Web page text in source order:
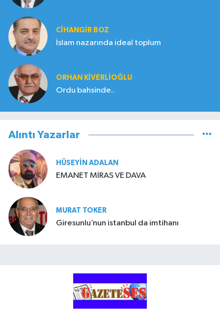
CIHANGIR BOZ
İslam nazarında ideal toplum
ORHAN KIVERLIOĞLU
Ordu bahsinde..
Alıntı Yazarlar
HÜSEYIN ADALAN
EMANET MİRAS VE DAVA
MURAT TOKER
Giresunlu’nun istanbul da imtihanı